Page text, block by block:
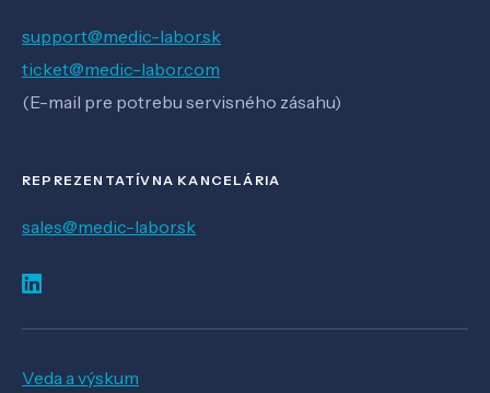
support@medic-labor.sk
ticket@medic-labor.com
(E-mail pre potrebu servisného zásahu)
REPREZENTATÍVNA KANCELÁRIA
sales@medic-labor.sk
Veda a výskum